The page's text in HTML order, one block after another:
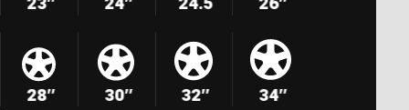
28″ 30″ 32″ 34″